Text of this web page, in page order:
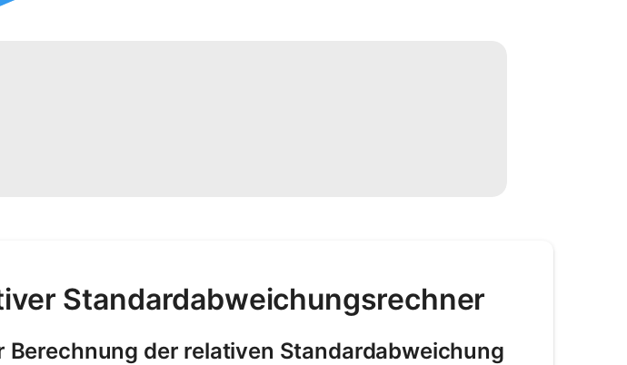
Standardabweichungsrechner
Berechnung der relativen Standardabweichung